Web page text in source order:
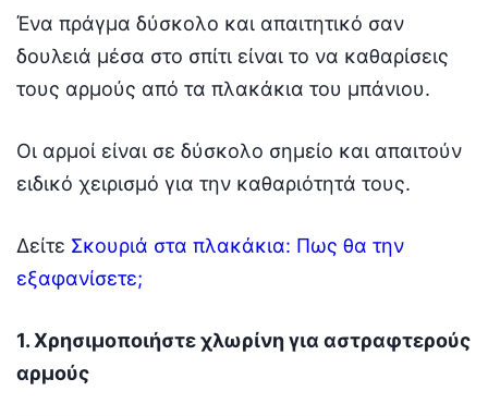
Ένα πράγμα δύσκολο και απαιτητικό σαν
δουλειά μέσα στο σπίτι είναι το να καθαρίσεις
τους αρμούς από τα πλακάκια του μπάνιου.
Οι αρμοί είναι σε δύσκολο σημείο και απαιτούν
ειδικό χειρισμό για την καθαριότητά τους.
Δείτε Σκουριά στα πλακάκια: Πως θα την
εξαφανίσετε;
1. Χρησιμοποιήστε χλωρίνη για αστραφτερούς
αρμούς